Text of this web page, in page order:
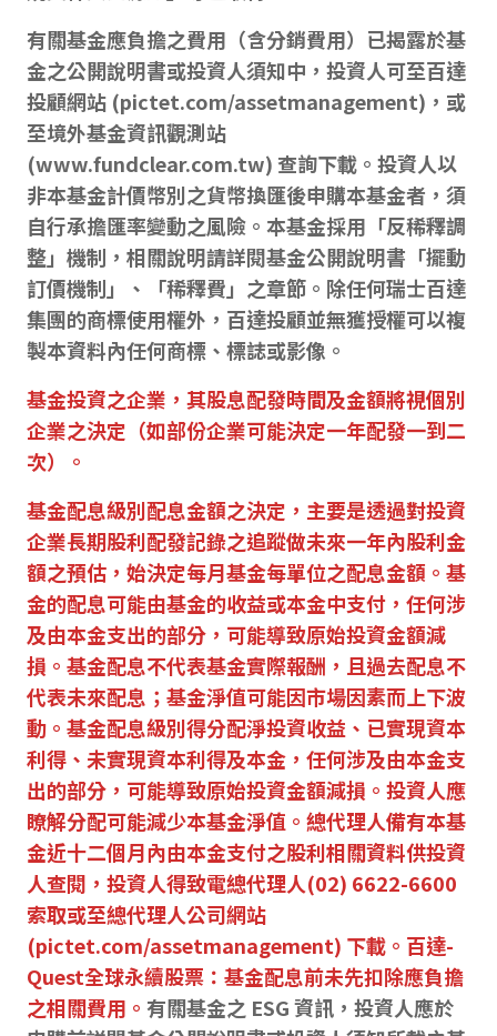
有關基金應負擔之費用（含分銷費用）已揭露於基
金之公開說明書或投資人須知中，投資人可至百達
投顧網站 (pictet.com/assetmanagement)，或
至境外基金資訊觀測站
(www.fundclear.com.tw) 查詢下載。投資人以
非本基金計價幣別之貨幣換匯後申購本基金者，須
自行承擔匯率變動之風險。本基金採用「反稀釋調
整」機制，相關說明請詳閱基金公開說明書「擺動
訂價機制」、「稀釋費」之章節。除任何瑞士百達
集團的商標使用權外，百達投顧並無獲授權可以複
製本資料內任何商標、標誌或影像。
基金投資之企業，其股息配發時間及金額將視個別
企業之決定（如部份企業可能決定一年配發一到二
次）。
基金配息級別配息金額之決定，主要是透過對投資
企業長期股利配發記錄之追蹤做未來一年內股利金
額之預估，始決定每月基金每單位之配息金額。基
金的配息可能由基金的收益或本金中支付，任何涉
及由本金支出的部分，可能導致原始投資金額減
損。基金配息不代表基金實際報酬，且過去配息不
代表未來配息；基金淨值可能因市場因素而上下波
動。基金配息級別得分配淨投資收益、已實現資本
利得、未實現資本利得及本金，任何涉及由本金支
出的部分，可能導致原始投資金額減損。投資人應
瞭解分配可能減少本基金淨值。總代理人備有本基
金近十二個月內由本金支付之股利相關資料供投資
人查閱，投資人得致電總代理人(02) 6622-6600
索取或至總代理人公司網站
(pictet.com/assetmanagement) 下載。百達-
Quest全球永續股票：基金配息前未先扣除應負擔
之相關費用。 有關基金之 ESG 資訊，投資人應於